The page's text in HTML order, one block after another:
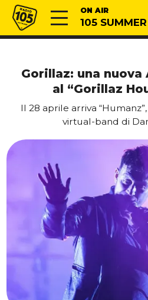
Vai al contenuto
Radio 105 ON AIR
105 SUMMER
Gorillaz: una nuova
al “Gorillaz
Il 28 aprile arriva
virtual-band di